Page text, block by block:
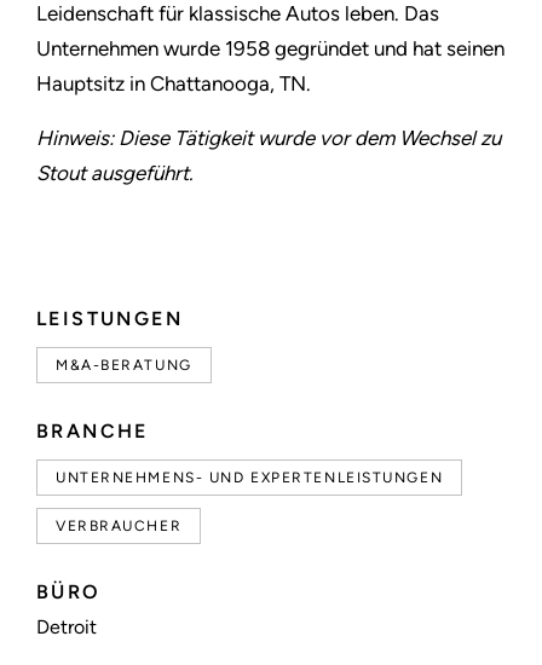
LEISTUNGEN
M&A-BERATUNG
BRANCHE
UNTERNEHMENS- UND EXPERTENLEISTUNGEN
VERBRAUCHER
BÜRO
Detroit
Leidenschaft für klassische Autos leben. Das
Unternehmen wurde 1958 gegründet und hat seinen
Hauptsitz in Chattanooga, TN.
Hinweis: Diese Tätigkeit wurde vor dem Wechsel zu
Stout ausgeführt.